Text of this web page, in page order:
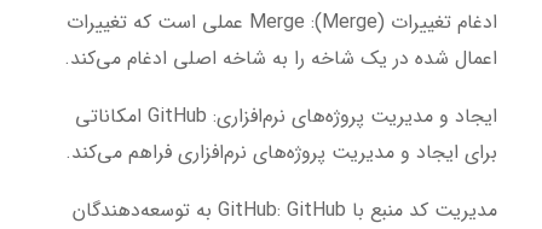
ادغام تغییرات (Merge):
Merge عملی است که تغییرات
اعمال شده در یک شاخه را به شاخه اصلی ادغام می‌کند.
ایجاد و مدیریت پروژه‌های نرم‌افزاری:
GitHub امکاناتی
برای ایجاد و مدیریت پروژه‌های نرم‌افزاری فراهم می‌کند.
مدیریت کد منبع با GitHub:
GitHub به توسعه‌دهندگان